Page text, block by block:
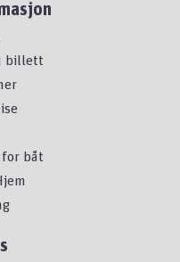
billett
båt